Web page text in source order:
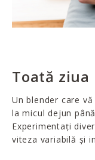
Toată ziua
Un blender care
la micul dejun
Experimentați
viteza variabilă și